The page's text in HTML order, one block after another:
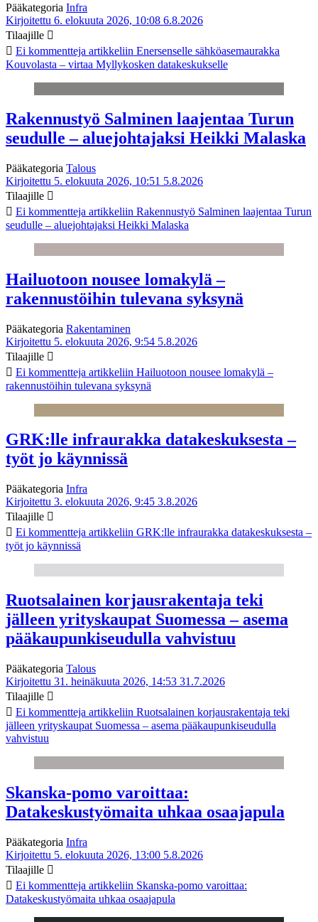
Pääkategoria Infra
Kirjoitettu 6. elokuuta 2026, 10:08 6.8.2026
Tilaajille
Ei kommentteja artikkeliin Enersenselle sähköasemaurakka
Kouvolasta – virtaa Myllykosken datakeskukselle
Rakennustyö Salminen laajentaa Turun
seudulle – aluejohtajaksi Heikki Malaska
Pääkategoria Talous
Kirjoitettu 5. elokuuta 2026, 10:51 5.8.2026
Tilaajille
Ei kommentteja artikkeliin Rakennustyö Salminen laajentaa Turun
seudulle – aluejohtajaksi Heikki Malaska
Hailuotoon nousee lomakylä –
rakennustöihin tulevana syksynä
Pääkategoria Rakentaminen
Kirjoitettu 5. elokuuta 2026, 9:54 5.8.2026
Tilaajille
Ei kommentteja artikkeliin Hailuotoon nousee lomakylä –
rakennustöihin tulevana syksynä
GRK:lle infraurakka datakeskuksesta –
työt jo käynnissä
Pääkategoria Infra
Kirjoitettu 3. elokuuta 2026, 9:45 3.8.2026
Tilaajille
Ei kommentteja artikkeliin GRK:lle infraurakka datakeskuksesta –
työt jo käynnissä
Ruotsalainen korjausrakentaja teki
jälleen yrityskaupat Suomessa – asema
pääkaupunkiseudulla vahvistuu
Pääkategoria Talous
Kirjoitettu 31. heinäkuuta 2026, 14:53 31.7.2026
Tilaajille
Ei kommentteja artikkeliin Ruotsalainen korjausrakentaja teki
jälleen yrityskaupat Suomessa – asema pääkaupunkiseudulla
vahvistuu
Skanska-pomo varoittaa:
Datakeskustyömaita uhkaa osaajapula
Pääkategoria Infra
Kirjoitettu 5. elokuuta 2026, 13:00 5.8.2026
Tilaajille
Ei kommentteja artikkeliin Skanska-pomo varoittaa:
Datakeskustyömaita uhkaa osaajapula